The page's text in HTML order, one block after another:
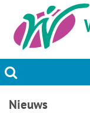
Actueel
Nieuws